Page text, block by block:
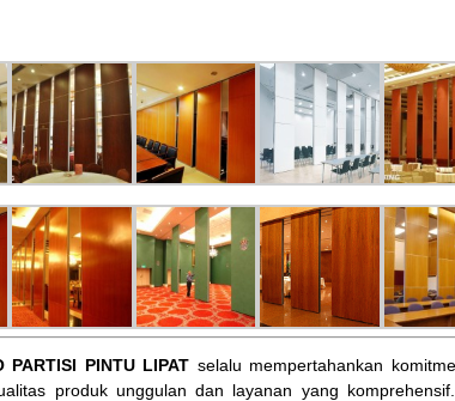
PARTISI PINTU LIPAT selalu mempertahankan
produk unggulan dan layanan yang